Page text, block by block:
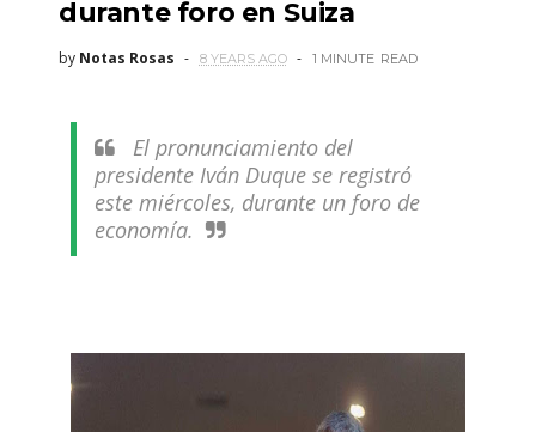
durante foro en Suiza
by Notas Rosas 8 YEARS AGO 1 MINUTE READ
El pronunciamiento del
presidente Iván Duque se registró
este miércoles, durante un foro de
economía.